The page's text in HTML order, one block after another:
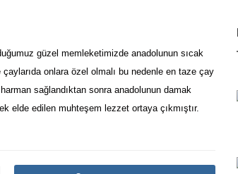
güzel memleketimizde anadolunun sıcak
onlara özel olmalı bu nedenle en taze çay
sağlandıktan sonra anadolunun damak
elde edilen muhteşem lezzet ortaya çıkmıştır.